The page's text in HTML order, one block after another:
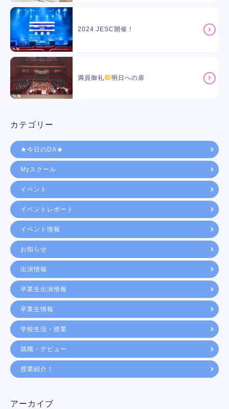
2024 JESC開催！
満員御礼 明日への扉
カテゴリー
★今日のDA★
Myスクール
イベント
イベントレポート
イベント情報
お知らせ
出演情報
卒業生出演情報
卒業生情報
学校生活・授業
就職・デビュー
授業紹介！
アーカイブ